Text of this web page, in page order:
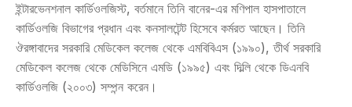
ইন্টারভেনশনাল কার্ডিওলজিস্ট, বর্তমানে তিনি বানের-এর মণিপাল হাসপাতালে
কার্ডিওলজি বিভাগের প্রধান এবং কনসালটেন্ট হিসেবে কর্মরত আছেন। তিনি
ঔরঙ্গাবাদের সরকারি মেডিকেল কলেজ থেকে এমবিবিএস (১৯৯০), তীর্থ সরকারি
মেডিকেল কলেজ থেকে মেডিসিনে এমডি (১৯৯৫) এবং দিল্লি থেকে ডিএনবি
কার্ডিওলজি (২০০৩) সম্পন্ন করেন।